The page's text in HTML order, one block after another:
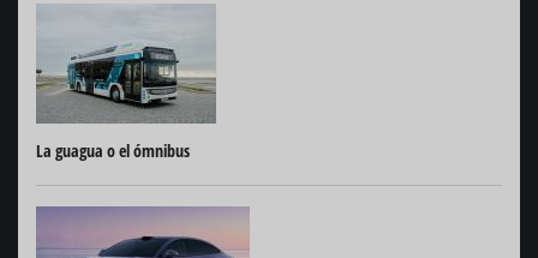
La guagua o el ómnibus